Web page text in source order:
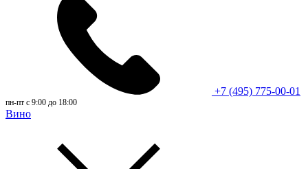
+7 (495) 775-00-01
пн-пт с 9:00 до 18:00
Вино